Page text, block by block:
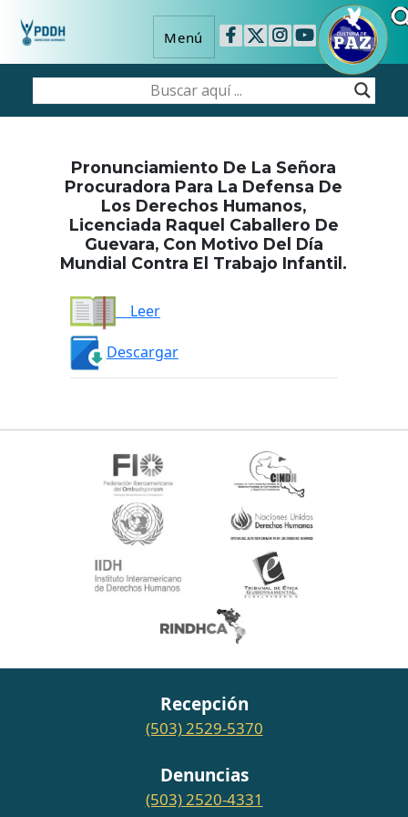
Menú
Pronunciamiento De La Señora
Procuradora Para La Defensa De
Los Derechos Humanos,
Licenciada Raquel Caballero De
Guevara, Con Motivo Del Día
Mundial Contra El Trabajo Infantil.
Leer
Descargar
Recepción
(503) 2529-5370
Denuncias
(503) 2520-4331